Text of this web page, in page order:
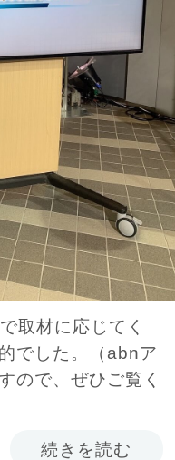
取材に応じてく
でした。（abnア
ので、ぜひご覧く
続きを読む